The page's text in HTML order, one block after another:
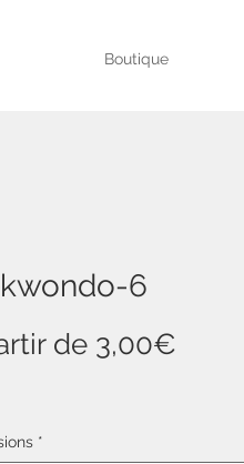
Boutique
6
de 3,00€
*